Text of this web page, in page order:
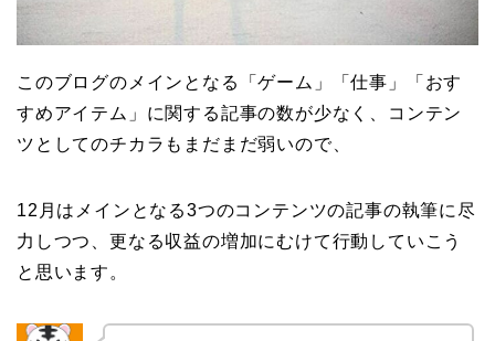
このブログのメインとなる「ゲーム」「仕事」「おす
すめアイテム」に関する記事の数が少なく、コンテン
ツとしてのチカラもまだまだ弱いので、
12月はメインとなる3つのコンテンツの記事の執筆に尽
力しつつ、更なる収益の増加にむけて行動していこう
と思います。